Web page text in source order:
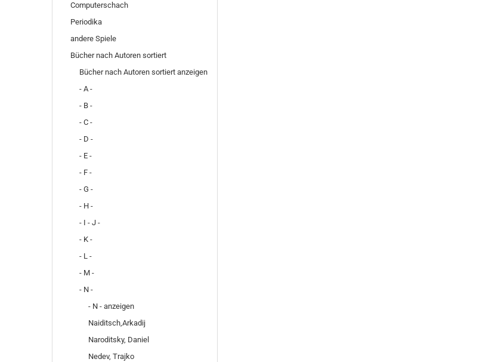
Computerschach
Periodika
andere Spiele
Bücher nach Autoren sortiert
Bücher nach Autoren sortiert anzeigen
- A -
- B -
- C -
- D -
- E -
- F -
- G -
- H -
- I - J -
- K -
- L -
- M -
- N -
- N - anzeigen
Naiditsch,Arkadij
Naroditsky, Daniel
Nedev, Trajko